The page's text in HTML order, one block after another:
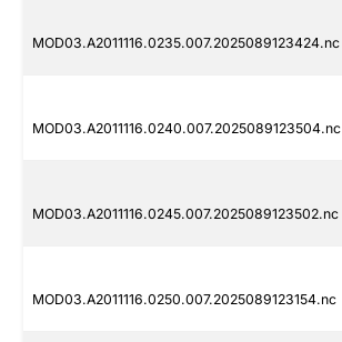
MOD03.A2011116.0235.007.2025089123424.nc
MOD03.A2011116.0240.007.2025089123504.nc
MOD03.A2011116.0245.007.2025089123502.nc
MOD03.A2011116.0250.007.2025089123154.nc